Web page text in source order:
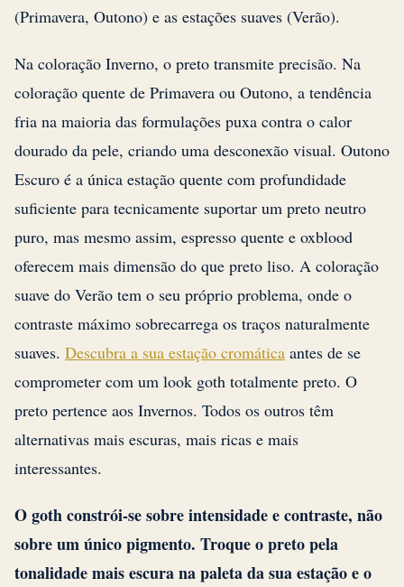
(Primavera, Outono) e as estações suaves (Verão).
Na coloração Inverno, o preto transmite precisão. Na
coloração quente de Primavera ou Outono, a tendência
fria na maioria das formulações puxa contra o calor
dourado da pele, criando uma desconexão visual. Outono
Escuro é a única estação quente com profundidade
suficiente para tecnicamente suportar um preto neutro
puro, mas mesmo assim, espresso quente e oxblood
oferecem mais dimensão do que preto liso. A coloração
suave do Verão tem o seu próprio problema, onde o
contraste máximo sobrecarrega os traços naturalmente
suaves. Descubra a sua estação cromática antes de se
comprometer com um look goth totalmente preto. O
preto pertence aos Invernos. Todos os outros têm
alternativas mais escuras, mais ricas e mais
interessantes.
O goth constrói-se sobre intensidade e contraste, não
sobre um único pigmento. Troque o preto pela
tonalidade mais escura na paleta da sua estação e o